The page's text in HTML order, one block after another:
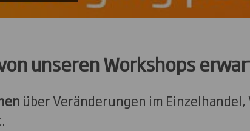
unseren Workshops
über Veränderungen im